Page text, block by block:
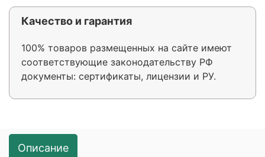
Качество и гарантия
100% товаров размещенных на сайте имеют
соответствующие законодательству РФ
документы: сертификаты, лицензии и РУ.
Описание